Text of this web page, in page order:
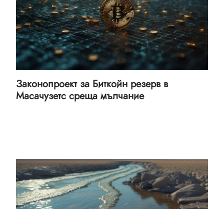
Законопроект за Биткойн резерв в
Масачузетс среща мълчание